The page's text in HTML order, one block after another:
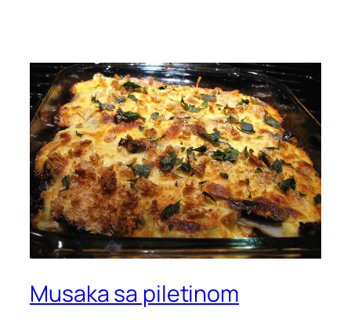
Musaka sa piletinom